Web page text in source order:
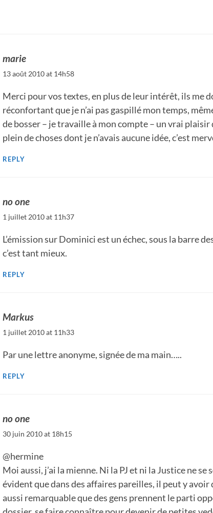
marie
13 août 2010 at 14h58
Merci pour vos textes, en plus de leur intérêt, ils me
réconfortant que je n’ai pas gaspillé mon temps,
de bosser – je travaille à mon compte – un vrai plaisir
plein de choses dont je n’avais aucune idée, c’est
REPLY
no one
1 juillet 2010 at 11h37
L’émission sur Dominici est un échec, sous la barre
c’est tant mieux.
REPLY
Markus
1 juillet 2010 at 11h33
Par une lettre anonyme, signée de ma main…..
REPLY
no one
30 juin 2010 at 18h15
@hermine
Moi aussi, j’ai la mienne. Ni la PJ et ni la Justice ne
évident que dans des affaires pareilles, il peut y avoir
aussi remarquable que des gens prennent le parti